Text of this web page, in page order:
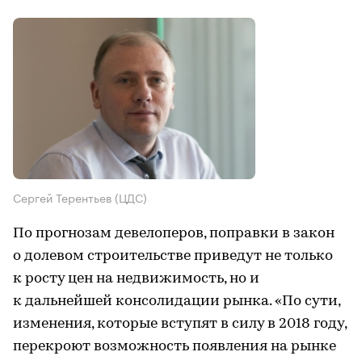
Сергей Терентьев (ЦДС)
По прогнозам девелоперов, поправки в закон
о долевом строительстве приведут не только
к росту цен на недвижимость, но и
к дальнейшей консолидации рынка. «По сути,
изменения, которые вступят в силу в 2018 году,
перекроют возможность появления на рынке